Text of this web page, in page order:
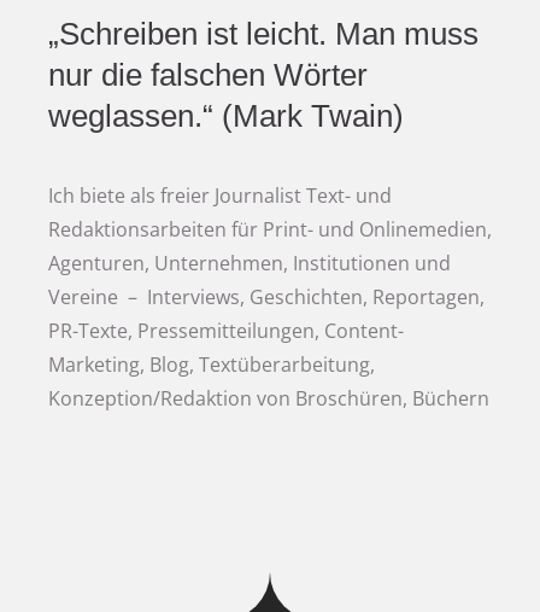
„Schreiben ist leicht. Man muss
nur die falschen Wörter
weglassen.“ (Mark Twain)
Ich biete als freier Journalist Text- und
Redaktionsarbeiten für Print- und Onlinemedien,
Agenturen, Unternehmen, Institutionen und
Vereine – Interviews, Geschichten, Reportagen,
PR-Texte, Pressemitteilungen, Content-
Marketing, Blog, Textüberarbeitung,
Konzeption/Redaktion von Broschüren, Büchern